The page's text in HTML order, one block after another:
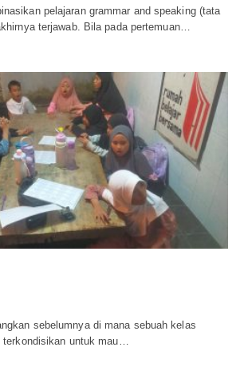
pelajaran grammar and speaking (tata
terjawab. Bila pada pertemuan…
sebelumnya di mana sebuah kelas
terkondisikan untuk mau…